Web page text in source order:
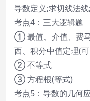
导数定义;求切线法
考点4：三大逻辑题
① 最值、介值、费
西、积分中值定理(
② 不等式
③ 方程根(等式)
考点5：导数的几何